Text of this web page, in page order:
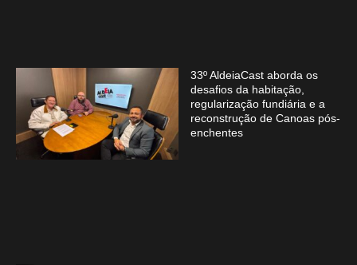
33º AldeiaCast aborda os
desafios da habitação,
regularização fundiária e a
reconstrução de Canoas pós-
enchentes